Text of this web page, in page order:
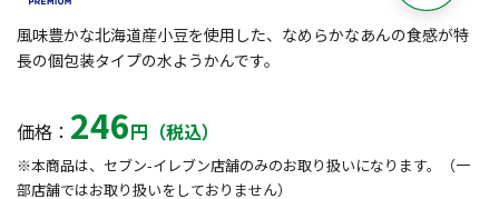
風味豊かな北海道産小豆を使用した、なめらかなあんの食感が特
長の個包装タイプの水ようかんです。
価格： 246円（税込）
※本商品は、セブン-イレブン店舗のみのお取り扱いになります。（一
部店舗ではお取り扱いをしておりません）